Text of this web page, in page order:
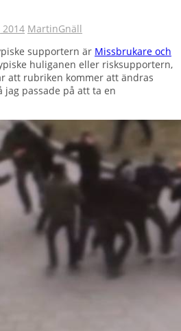
MartinGnäll
supportern är Missbrukare och
huliganen eller risksupportern,
att rubriken kommer att ändras
jag passade på att ta en